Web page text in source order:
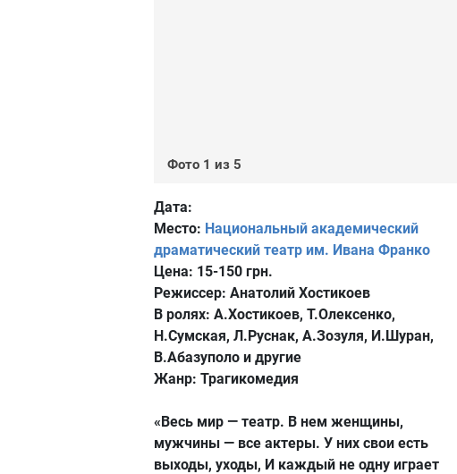
Фото 1 из 5
Дата:
Место: Национальный академический
драматический театр им. Ивана Франко
Цена: 15-150 грн.
Режиссер: Анатолий Хостикоев
В ролях: А.Хостикоев, Т.Олексенко,
Н.Сумская, Л.Руснак, А.Зозуля, И.Шуран,
В.Абазуполо и другие
Жанр: Трагикомедия
«Весь мир — театр. В нем женщины,
мужчины — все актеры. У них свои есть
выходы, уходы, И каждый не одну играет